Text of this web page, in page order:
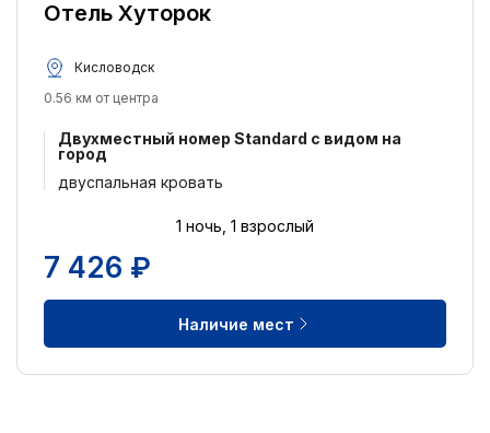
Отель Хуторок
Кисловодск
0.56 км от центра
Двухместный номер Standard с видом на
город
двуспальная кровать
1 ночь, 1 взрослый
7 426 ₽
Наличие мест